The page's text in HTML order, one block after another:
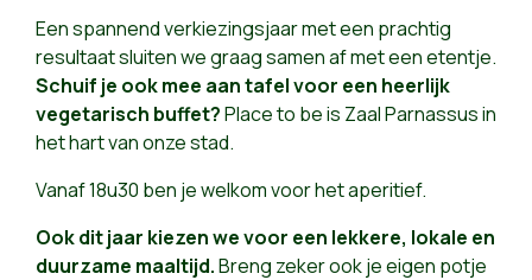
Een spannend verkiezingsjaar met een prachtig
resultaat sluiten we graag samen af met een etentje.
Schuif je ook mee aan tafel voor een heerlijk
vegetarisch buffet?Place to be is Zaal Parnassus in
het hart van onze stad.
Vanaf 18u30 ben je welkom voor het aperitief.
Ook dit jaar kiezen we voor een lekkere, lokale en
duurzame maaltijd.Breng zeker ook je eigen potje